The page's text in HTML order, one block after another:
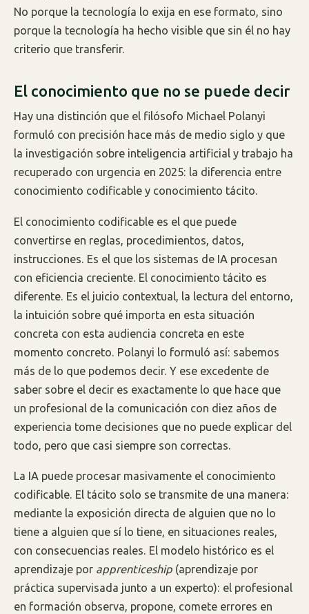
No porque la tecnología lo exija en ese formato, sino
porque la tecnología ha hecho visible que sin él no hay
criterio que transferir.
El conocimiento que no se puede decir
Hay una distinción que el filósofo Michael Polanyi
formuló con precisión hace más de medio siglo y que
la investigación sobre inteligencia artificial y trabajo ha
recuperado con urgencia en 2025: la diferencia entre
conocimiento codificable y conocimiento tácito.
El conocimiento codificable es el que puede
convertirse en reglas, procedimientos, datos,
instrucciones. Es el que los sistemas de IA procesan
con eficiencia creciente. El conocimiento tácito es
diferente. Es el juicio contextual, la lectura del entorno,
la intuición sobre qué importa en esta situación
concreta con esta audiencia concreta en este
momento concreto. Polanyi lo formuló así: sabemos
más de lo que podemos decir. Y ese excedente de
saber sobre el decir es exactamente lo que hace que
un profesional de la comunicación con diez años de
experiencia tome decisiones que no puede explicar del
todo, pero que casi siempre son correctas.
La IA puede procesar masivamente el conocimiento
codificable. El tácito solo se transmite de una manera:
mediante la exposición directa de alguien que no lo
tiene a alguien que sí lo tiene, en situaciones reales,
con consecuencias reales. El modelo histórico es el
aprendizaje por apprenticeship (aprendizaje por
práctica supervisada junto a un experto): el profesional
en formación observa, propone, comete errores en